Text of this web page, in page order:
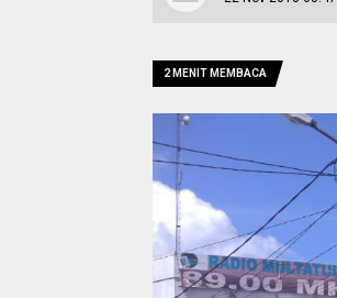
2 MENIT MEMBACA